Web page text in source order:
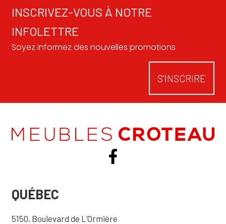
INSCRIVEZ-VOUS À NOTRE
INFOLETTRE
Soyez informez des nouvelles promotions
S'INSCRIRE
QUÉBEC
5150, Boulevard de L’Ormière